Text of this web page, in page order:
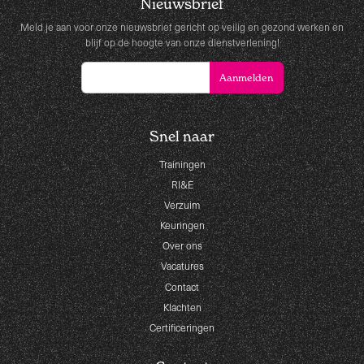
Meld je aan voor onze nieuwsbrief gericht op veilig en gezond werken en
blijf op de hoogte van onze dienstverlening!
Snel naar
Trainingen
RI&E
Verzuim
Keuringen
Over ons
Vacatures
Contact
Klachten
Certificeringen